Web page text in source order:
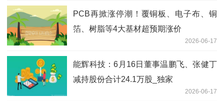
PCB再掀涨停潮！覆铜板、电子布、铜
箔、树脂等4大基材超预期涨价
2026-06-17
能辉科技：6月16日董事温鹏飞、张健丁
减持股份合计24.1万股_独家
2026-06-17